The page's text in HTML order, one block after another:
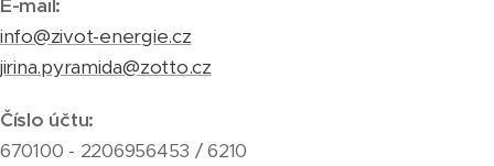
E-mail:
info@zivot-energie.cz
jirina.pyramida@zotto.cz
Číslo účtu:
670100 - 2206956453 / 6210